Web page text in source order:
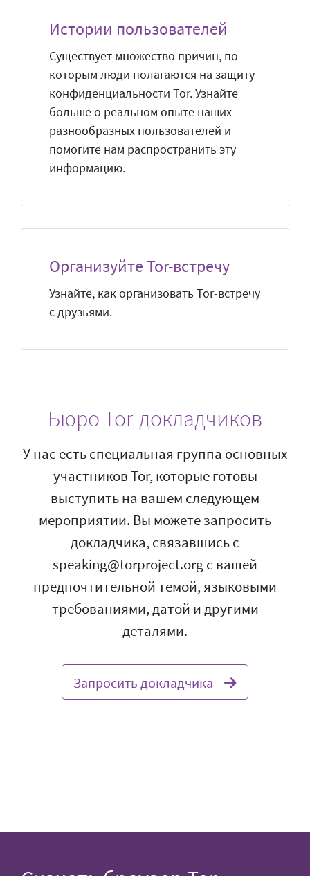
Истории пользователей
Существует множество причин, по
которым люди полагаются на защиту
конфиденциальности Tor. Узнайте
больше о реальном опыте наших
разнообразных пользователей и
помогите нам распространить эту
информацию.
Организуйте Tor-встречу
Узнайте, как организовать Tor-встречу
с друзьями.
Бюро Tor-докладчиков
У нас есть специальная группа основных
участников Tor, которые готовы
выступить на вашем следующем
мероприятии. Вы можете запросить
докладчика, связавшись с
speaking@torproject.org с вашей
предпочтительной темой, языковыми
требованиями, датой и другими
деталями.
Запросить докладчика